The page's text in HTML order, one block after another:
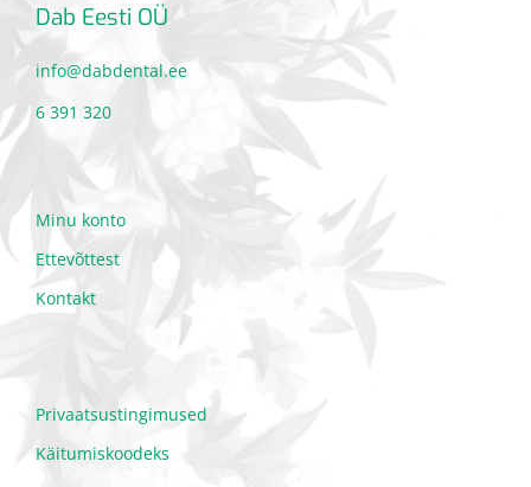
Dab Eesti OÜ
info@dabdental.ee
6 391 320
Minu konto
Ettevõttest
Kontakt
Privaatsustingimused
Käitumiskoodeks